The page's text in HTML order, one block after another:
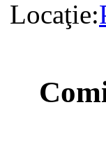
Locaţie: